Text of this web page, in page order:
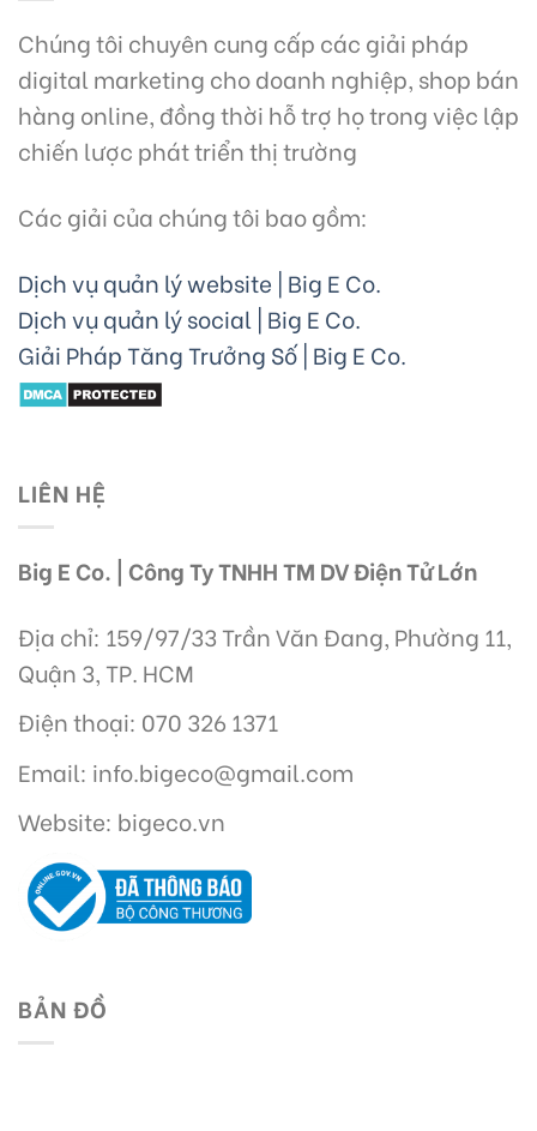
Chúng tôi chuyên cung cấp các giải pháp
digital marketing cho doanh nghiệp, shop bán
hàng online, đồng thời hỗ trợ họ trong việc lập
chiến lược phát triển thị trường
Các giải của chúng tôi bao gồm:
Dịch vụ quản lý website | Big E Co.
Dịch vụ quản lý social | Big E Co.
Giải Pháp Tăng Trưởng Số | Big E Co.
LIÊN HỆ
Big E Co. | Công Ty TNHH TM DV Điện Tử Lớn
Địa chỉ: 159/97/33 Trần Văn Đang, Phường 11,
Quận 3, TP. HCM
Điện thoại: 070 326 1371
Email: info.bigeco@gmail.com
Website: bigeco.vn
BẢN ĐỒ